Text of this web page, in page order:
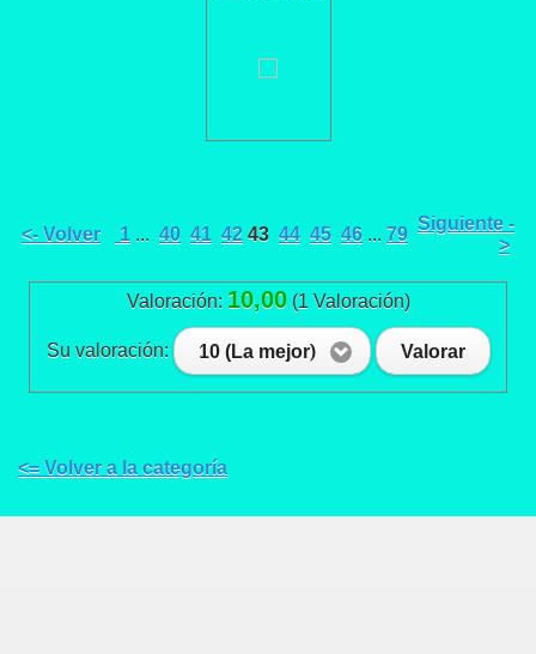
<- Volver 1 ... 40 41 42 43 44 45 46 ... 79
Siguiente -
>
Valoración: 10,00(1 Valoración)
Su valoración: 10 (La mejor) Valorar
<= Volver a la categoría